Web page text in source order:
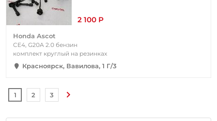
2 100 Р
Honda Ascot
CE4, G20A 2.0 бензин
комплект круглый на резинках
Красноярск, Вавилова, 1 Г/3
1 2 3